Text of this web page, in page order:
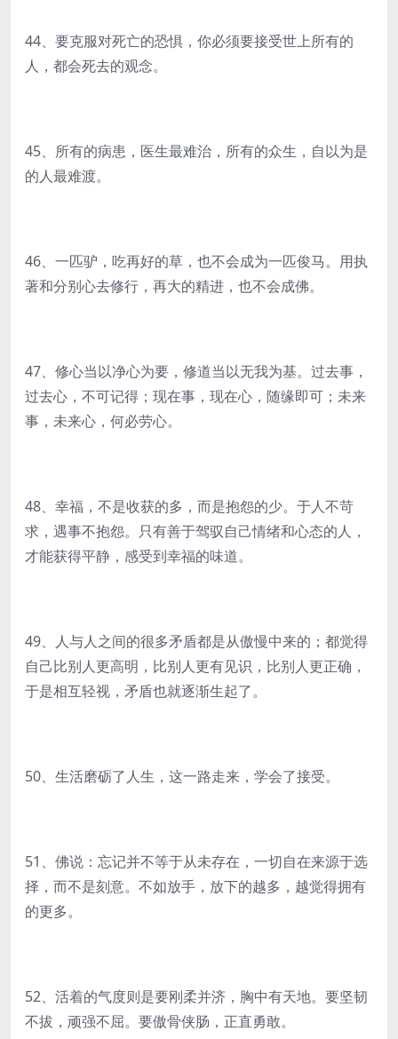
44、要克服对死亡的恐惧，你必须要接受世上所有的
人，都会死去的观念。
45、所有的病患，医生最难治，所有的众生，自以为是
的人最难渡。
46、一匹驴，吃再好的草，也不会成为一匹俊马。用执
著和分别心去修行，再大的精进，也不会成佛。
47、修心当以净心为要，修道当以无我为基。过去事，
过去心，不可记得；现在事，现在心，随缘即可；未来
事，未来心，何必劳心。
48、幸福，不是收获的多，而是抱怨的少。于人不苛
求，遇事不抱怨。只有善于驾驭自己情绪和心态的人，
才能获得平静，感受到幸福的味道。
49、人与人之间的很多矛盾都是从傲慢中来的；都觉得
自己比别人更高明，比别人更有见识，比别人更正确，
于是相互轻视，矛盾也就逐渐生起了。
50、生活磨砺了人生，这一路走来，学会了接受。
51、佛说：忘记并不等于从未存在，一切自在来源于选
择，而不是刻意。不如放手，放下的越多，越觉得拥有
的更多。
52、活着的气度则是要刚柔并济，胸中有天地。要坚韧
不拔，顽强不屈。要傲骨侠肠，正直勇敢。